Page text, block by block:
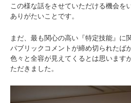
この様な話をさせていただける機会を
ありがたいことです。
まだ、最も関心の高い『特定技能』に
パブリックコメントが締め切られたば
色々と全容が見えてくるとは思います
ただきました。